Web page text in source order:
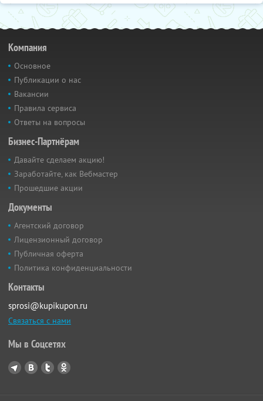
Компания
Основное
Публикации о нас
Вакансии
Правила сервиса
Ответы на вопросы
Бизнес-Партнёрам
Давайте сделаем акцию!
Заработайте, как Вебмастер
Прошедшие акции
Документы
Агентский договор
Лицензионный договор
Публичная оферта
Политика конфиденциальности
Контакты
sprosi@kupikupon.ru
Связаться с нами
Мы в Соцсетях